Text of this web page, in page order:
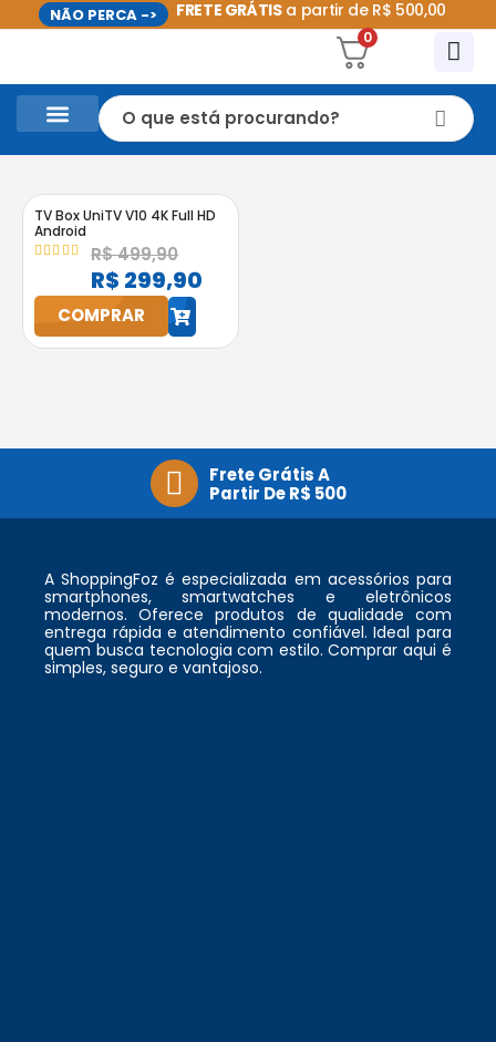
NÃO PERCA -> FRETE GRÁTISa partir de R$ 500,00
0
TV Box UniTV V10 4K Full HD
Android
out of 5
R$499,90
R$ 299,90
COMPRAR
Frete Grátis A
Partir De R$ 500
A ShoppingFoz é especializada em acessórios para
smartphones, smartwatches e eletrônicos
modernos. Oferece produtos de qualidade com
entrega rápida e atendimento confiável. Ideal para
quem busca tecnologia com estilo. Comprar aqui é
simples, seguro e vantajoso.